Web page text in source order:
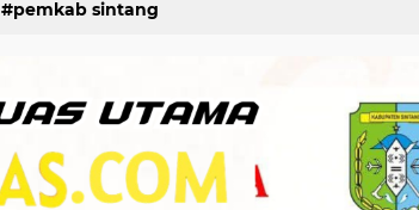
pemkab sintang